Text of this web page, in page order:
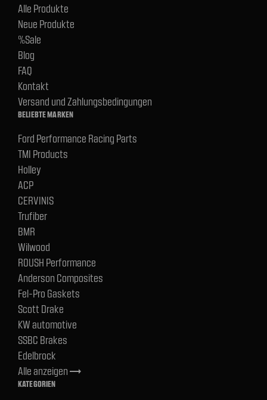
Alle Produkte
Neue Produkte
%Sale
Blog
FAQ
Kontakt
Versand und Zahlungsbedingungen
BELIEBTE MARKEN
Ford Performance Racing Parts
TMI Products
Holley
ACP
CERVINIS
Trufiber
BMR
Wilwood
ROUSH Performance
Anderson Composites
Fel-Pro Gaskets
Scott Drake
KW automotive
SSBC Brakes
Edelbrock
Alle anzeigentrending_flat
KATEGORIEN